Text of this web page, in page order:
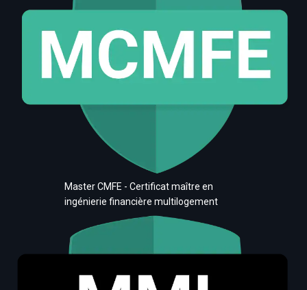
Master CMFE - Certificat maître en
ingénierie financière multilogement